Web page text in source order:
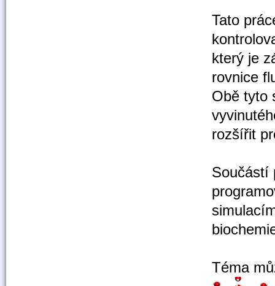
Tato
který je
rovnice
Obě tyto
rozšířit
Součástí
Téma